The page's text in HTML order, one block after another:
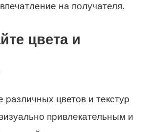
на получателя.
цвета и
различных цветов и текстур
привлекательным и